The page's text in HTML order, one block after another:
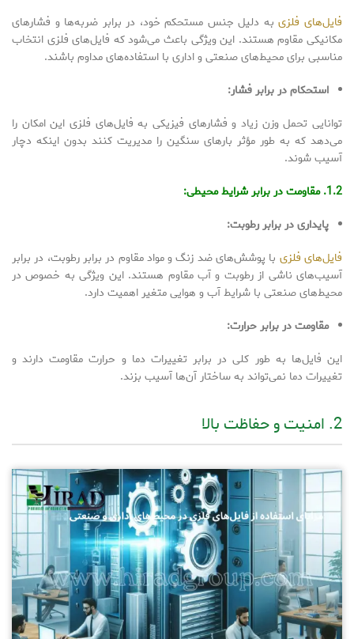
فایل‌های فلزیبه دلیل جنس مستحکم خود، در برابر ضربه‌ها و فشارهای
مکانیکی مقاوم هستند. این ویژگی باعث می‌شود که فایل‌های فلزی انتخاب
مناسبی برای محیط‌های صنعتی و اداری با استفاده‌های مداوم باشند.
استحکام در برابر فشار:
توانایی تحمل وزن زیاد و فشارهای فیزیکی به فایل‌های فلزی این امکان را
می‌دهد که به طور مؤثر بارهای سنگین را مدیریت کنند بدون اینکه دچار
آسیب شوند.
1.2. مقاومت در برابر شرایط محیطی:
پایداری در برابر رطوبت:
فایل‌های فلزی با پوشش‌های ضد زنگ و مواد مقاوم در برابر رطوبت، در برابر
آسیب‌های ناشی از رطوبت و آب مقاوم هستند. این ویژگی به خصوص در
محیط‌های صنعتی با شرایط آب و هوایی متغیر اهمیت دارد.
مقاومت در برابر حرارت:
این فایل‌ها به طور کلی در برابر تغییرات دما و حرارت مقاومت دارند و
تغییرات دما نمی‌تواند به ساختار آن‌ها آسیب بزند.
2. امنیت و حفاظت بالا